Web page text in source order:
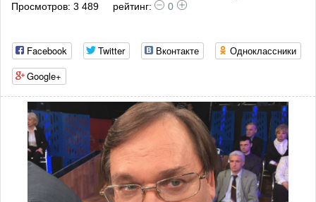
Просмотров: 3 489
рейтинг: 0
Facebook Twitter Вконтакте
Одноклассники
Google+